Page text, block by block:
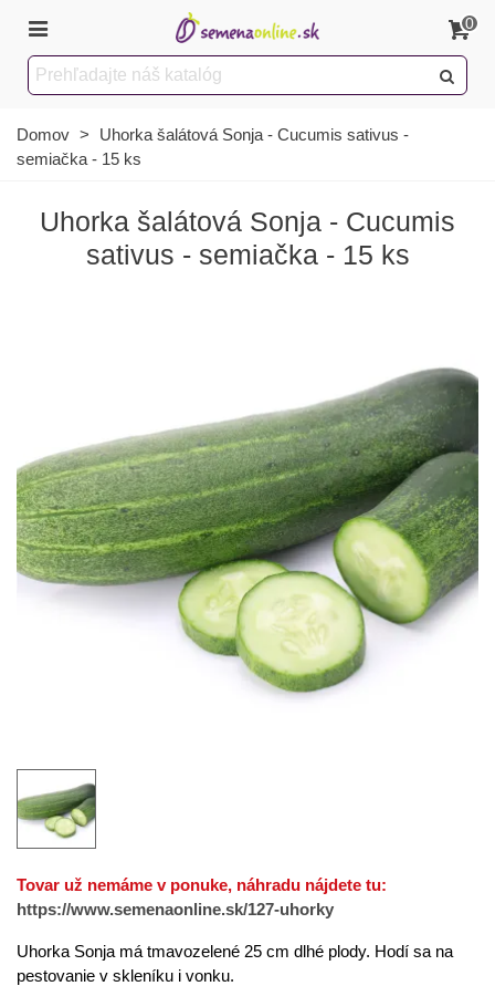
0
Domov >
Uhorka šalátová Sonja - Cucumis sativus -
semiačka - 15 ks
Uhorka šalátová Sonja - Cucumis
sativus - semiačka - 15 ks
Tovar už nemáme v ponuke, náhradu nájdete tu:
https://www.semenaonline.sk/127-uhorky
Uhorka Sonja má tmavozelené 25 cm dlhé plody. Hodí sa na
pestovanie v skleníku i vonku.